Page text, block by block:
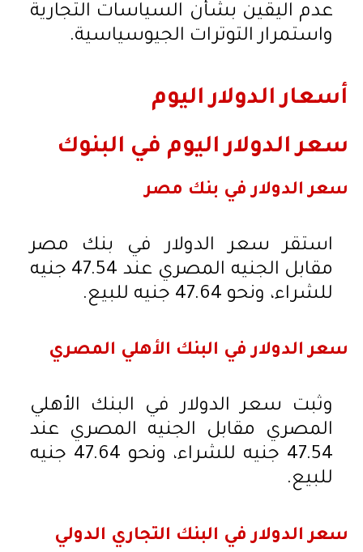
عدم اليقين بشأن السياسات التجارية
واستمرار التوترات الجيوسياسية.
أسعار الدولار اليوم
سعر الدولار اليوم في البنوك
سعر الدولار في بنك مصر
استقر سعر الدولار في بنك مصر
مقابل الجنيه المصري عند 47.54 جنيه
للشراء، ونحو 47.64 جنيه للبيع.
سعر الدولار في البنك الأهلي المصري
وثبت سعر الدولار في البنك الأهلي
المصري مقابل الجنيه المصري عند
47.54 جنيه للشراء، ونحو 47.64 جنيه
للبيع.
سعر الدولار في البنك التجاري الدولي